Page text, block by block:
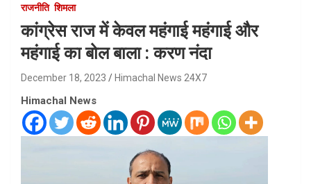
राजनीति शिमला
कांग्रेस राज में केवल महंगाई महंगाई और
महंगाई का बोल बाला : करण नंदा
December 18, 2023 Himachal News 24X7
Himachal News